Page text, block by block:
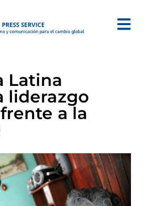
Latina
liderazgo
a la